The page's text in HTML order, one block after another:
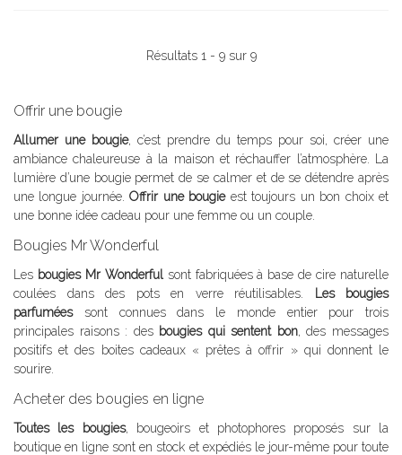
Résultats 1 - 9 sur 9
Offrir une bougie
Allumer une bougie, c’est prendre du temps pour soi, créer une
ambiance chaleureuse à la maison et réchauffer l’atmosphère. La
lumière d’une bougie permet de se calmer et de se détendre après
une longue journée.Offrir une bougieest toujours un bon choix et
une bonne idée cadeau pour une femme ou un couple.
Bougies Mr Wonderful
Les bougies Mr Wonderfulsont fabriquées à base de cire naturelle
coulées dans des pots en verre réutilisables.
Les bougies
parfuméessont connues dans le monde entier pour trois
principales raisons : des bougies qui sentent bon, des messages
positifs et des boites cadeaux « prêtes à offrir » qui donnent le
sourire.
Acheter des bougies en ligne
Toutes les bougies, bougeoirs et photophores proposés sur la
boutique en ligne sont en stock et expédiés le jour-même pour toute